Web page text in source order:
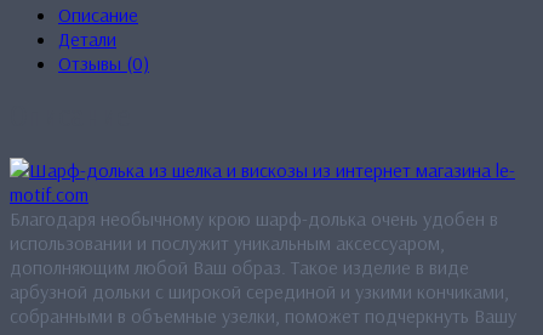
Описание
Детали
Отзывы (0)
Благодаря необычному крою шарф-долька очень удобен в
использовании и послужит уникальным аксессуаром,
дополняющим любой Ваш образ. Такое изделие в виде
арбузной дольки с широкой серединой и узкими кончиками,
собранными в объемные узелки, поможет подчеркнуть Вашу